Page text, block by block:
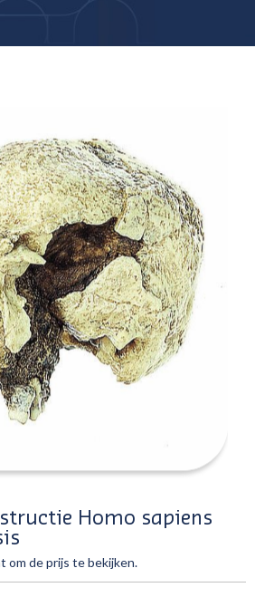
Homo sapiens
om de prijs te bekijken.